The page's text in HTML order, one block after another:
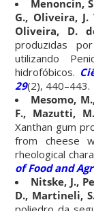
Menoncin,
G., Oliveira,
Oliveira, D.
produzidas
utilizando
hidrofóbicos.
29(2), 440–443.
Mesomo,
F., Mazutti,
Xanthan gum
from cheese
rheological
of Food and
Nitske, J.,
D., Martineli,